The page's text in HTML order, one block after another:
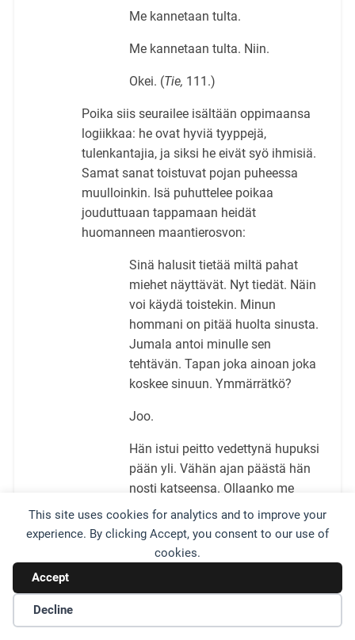
This site uses cookies for analytics and to improve your
experience. By clicking Accept, you consent to our use of
cookies.
Accept
Decline
Me kannetaan tulta.
Me kannetaan tulta. Niin.
Okei. (Tie, 111.)
Poika siis seurailee isältään oppimaansa
logiikkaa: he ovat hyviä tyyppejä,
tulenkantajia, ja siksi he eivät syö ihmisiä.
Samat sanat toistuvat pojan puheessa
muulloinkin. Isä puhuttelee poikaa
jouduttuaan tappamaan heidät
huomanneen maantierosvon:
Sinä halusit tietää miltä pahat
miehet näyttävät. Nyt tiedät. Näin
voi käydä toistekin. Minun
hommani on pitää huolta sinusta.
Jumala antoi minulle sen
tehtävän. Tapan joka ainoan joka
koskee sinuun. Ymmärrätkö?
Joo.
Hän istui peitto vedettynä hupuksi
pään yli. Vähän ajan päästä hän
nosti katseensa. Ollaanko me
vielä niitä hyviä? hän kysyi.
Ollaan. Me ollaan vieläkin hyviä.